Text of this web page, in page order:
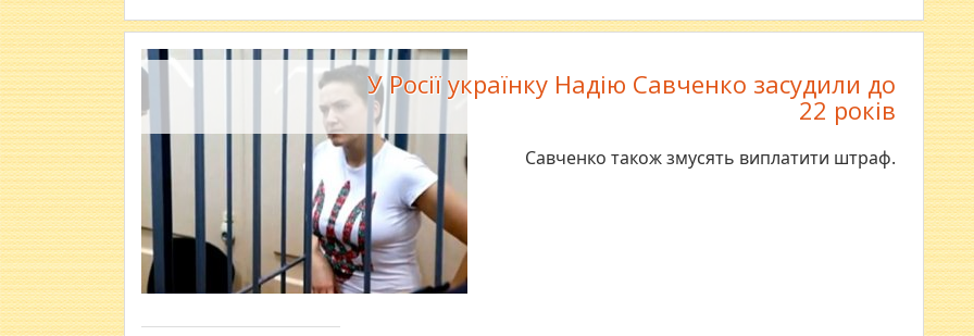
У Росії українку Надію Савченко засудили до
22 років
Савченко також змусять виплатити штраф.